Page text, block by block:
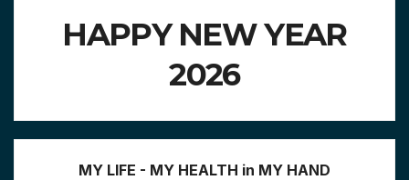
HAPPY NEW YEAR
2026
MY LIFE - MY HEALTH in MY HAND